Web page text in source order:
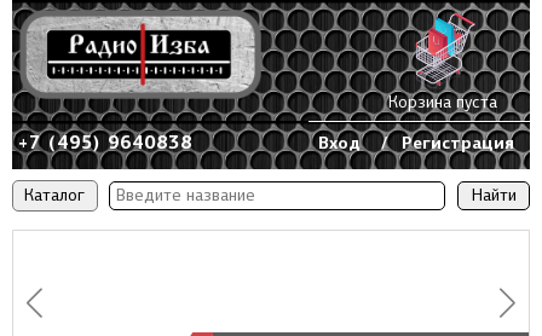
Каталог
+7 (495) 9640838 Вход / Регистрация
Корзина пуста